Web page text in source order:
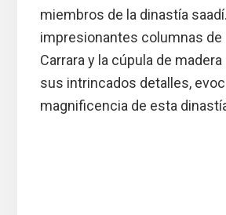
miembros de la dinastía
impresionantes columnas de
Carrara y la cúpula de madera
sus intrincados detalles,
magnificencia de esta